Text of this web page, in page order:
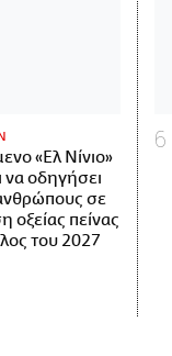
«Ελ Νίνιο»
να οδηγήσει
σε
οξείας πείνας
του 2027